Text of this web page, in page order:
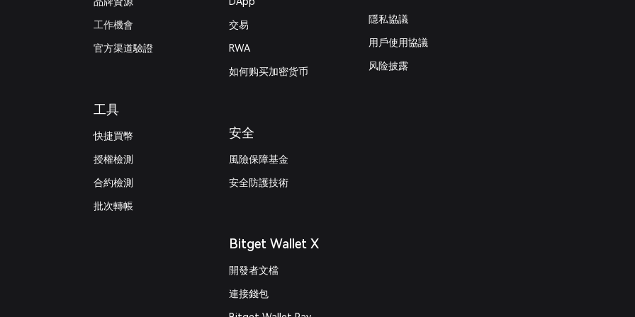
工作機會
官方渠道驗證
工具
快捷買幣
授權檢測
合約檢測
批次轉帳
交易
RWA
如何购买加密货币
安全
風險保障基金
安全防護技術
Bitget Wallet X
開發者文檔
連接錢包
隱私協議
用戶使用協議
风险披露